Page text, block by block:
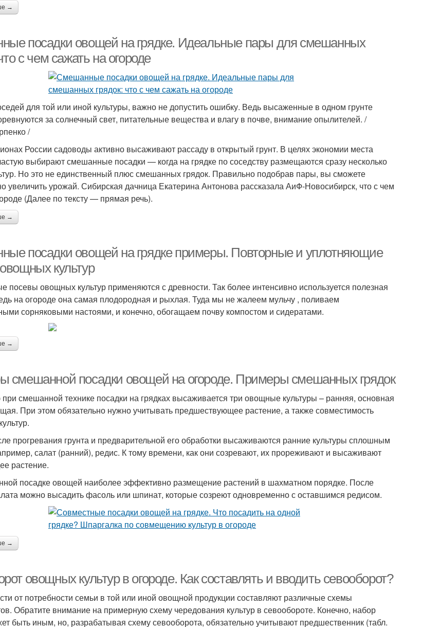
→
посадки овощей на грядке. Идеальные пары для смешанных
с чем сажать на огороде
для той или иной культуры, важно не допустить ошибку. Ведь высаженные в одном грунте
за солнечный свет, питательные вещества и влагу в почве, внимание опылителей. /
/
России садоводы активно высаживают рассаду в открытый грунт. В целях экономии места
выбирают смешанные посадки — когда на грядке по соседству размещаются сразу несколько
Но это не единственный плюс смешанных грядок. Правильно подобрав пары, вы сможете
увеличить урожай. Сибирская дачница Екатерина Антонова рассказала АиФ-Новосибирск, что с чем
(Далее по тексту — прямая речь).
→
посадки овощей на грядке примеры. Повторные и уплотняющие
культур
посевы овощных культур применяются с древности. Так более интенсивно используется полезная
на огороде она самая плодородная и рыхлая. Туда мы не жалеем мульчу , поливаем
сорняковыми настоями, и конечно, обогащаем почву компостом и сидератами.
→
смешанной посадки овощей на огороде. Примеры смешанных грядок
смешанной технике посадки на грядках высаживается три овощные культуры – ранняя, основная
При этом обязательно нужно учитывать предшествующее растение, а также совместимость
прогревания грунта и предварительной его обработки высаживаются ранние культуры сплошным
салат (ранний), редис. К тому времени, как они созревают, их прореживают и высаживают
растение.
посадке овощей наиболее эффективно размещение растений в шахматном порядке. После
можно высадить фасоль или шпинат, которые созреют одновременно с оставшимся редисом.
→
овощных культур в огороде. Как составлять и вводить севооборот?
от потребности семьи в той или иной овощной продукции составляют различные схемы
Обратите внимание на примерную схему чередования культур в севообороте. Конечно, набор
быть иным, но, разрабатывая схему севооборота, обязательно учитывают предшественник (табл.